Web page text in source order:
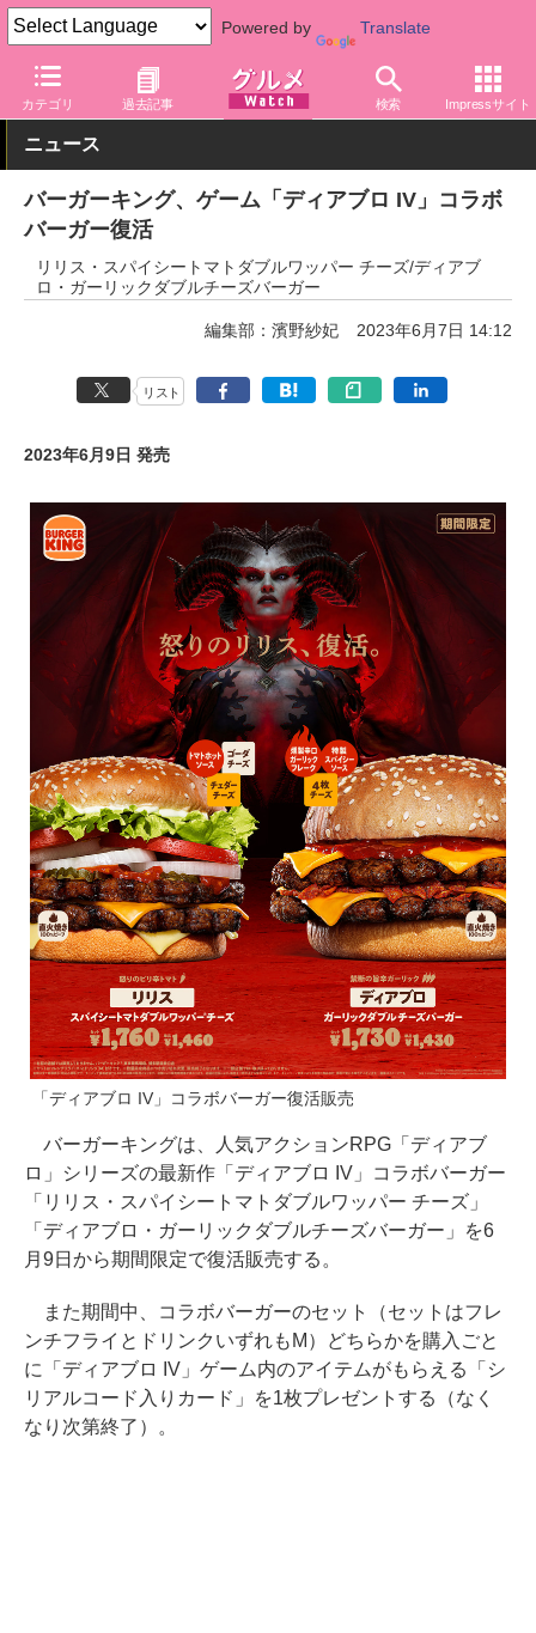
Powered by Translate
カテゴリ 過去記事 検索 Impressサイト
グルメ Watch 店舗 ファストフード バーガーキング
ニュース
バーガーキング、ゲーム「ディアブロ IV」コラボ
バーガー復活
リリス・スパイシートマトダブルワッパー チーズ/ディアブ
ロ・ガーリックダブルチーズバーガー
編集部：濱野紗妃 2023年6月7日 14:12
リスト
2023年6月9日 発売
「ディアブロ IV」コラボバーガー復活販売
バーガーキングは、人気アクションRPG「ディアブ
ロ」シリーズの最新作「ディアブロ IV」コラボバーガー
「リリス・スパイシートマトダブルワッパー チーズ」
「ディアブロ・ガーリックダブルチーズバーガー」を6
月9日から期間限定で復活販売する。
また期間中、コラボバーガーのセット（セットはフレ
ンチフライとドリンクいずれもM）どちらかを購入ごと
に「ディアブロ IV」ゲーム内のアイテムがもらえる「シ
リアルコード入りカード」を1枚プレゼントする（なく
なり次第終了）。